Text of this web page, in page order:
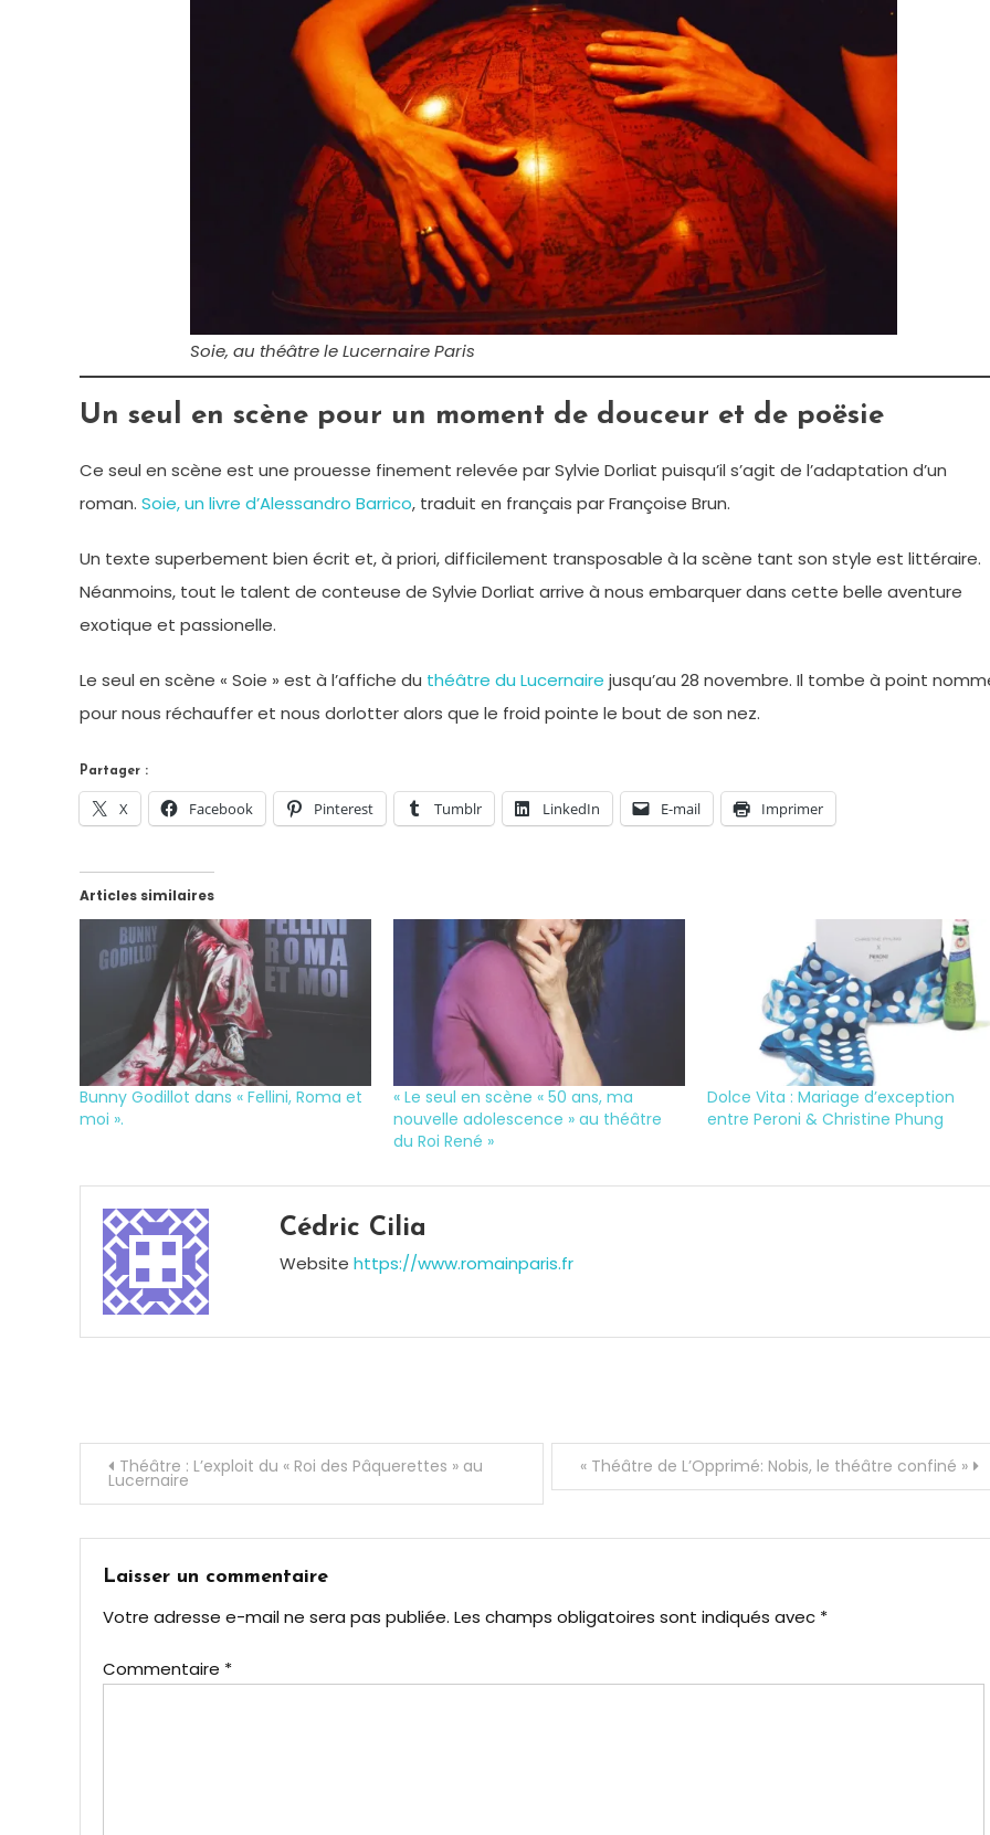
Soie, au théâtre le Lucernaire Paris
Un seul en scène pour un moment de douceur et de poësie
Ce seul en scène est une prouesse finement relevée par Sylvie Dorliat puisqu’il s’agit de l’adaptation d’un
roman. Soie, un livre d’Alessandro Barrico, traduit en français par Françoise Brun.
Un texte superbement bien écrit et, à priori, difficilement transposable à la scène tant son style est littéraire.
Néanmoins, tout le talent de conteuse de Sylvie Dorliat arrive à nous embarquer dans cette belle aventure
exotique et passionelle.
Le seul en scène « Soie » est à l’affiche du théâtre du Lucernaire jusqu’au 28 novembre. Il tombe à point
pour nous réchauffer et nous dorlotter alors que le froid pointe le bout de son nez.
Partager :
X Facebook Pinterest Tumblr LinkedIn E-mail Imprimer
Articles similaires
Bunny Godillot dans « Fellini, Roma et
moi ».
« Le seul en scène « 50 ans, ma
nouvelle adolescence » au théâtre
du Roi René »
Dolce Vita : Mariage d’exception
entre Peroni & Christine Phung
Japon,
Lucernaire ,
Seul
Cédric Cilia
Website https://www.romainparis.fr
Navigation
de
l’article
Théâtre : L’exploit du « Roi des Pâquerettes » au
Lucernaire
« Théâtre de L’Opprimé: Nobis, le théâtre confiné »
Laisser un commentaire
Votre adresse e-mail ne sera pas publiée. Les champs obligatoires sont indiqués avec *
Commentaire *